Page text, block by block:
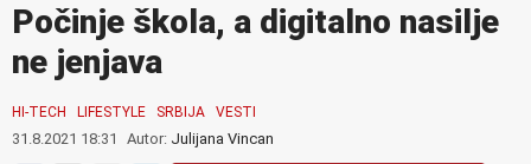
Počinje škola, a digitalno nasilje
ne jenjava
HI-TECH LIFESTYLE SRBIJA VESTI
31.8.2021 18:31 Autor: Julijana Vincan